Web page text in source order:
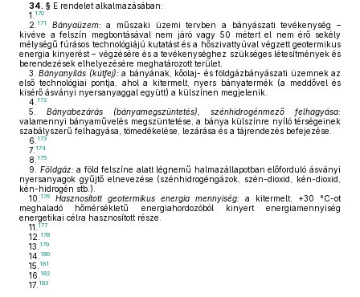
34. § E rendelet alkalmazásában:
1. 170
2. 171 Bányaüzem:a műszaki üzemi tervben a bányászati tevékenység –
kivéve a felszín megbontásával nem járó vagy 50 métert el nem érő sekély
mélységű fúrásos technológiájú kutatást és a hőszivattyúval végzett geotermikus
energia kinyerést – végzésére és a tevékenységhez szükséges létesítmények és
berendezések elhelyezésére meghatározott terület.
3.
Bányanyílás (kútfej):a bányának, kőolaj- és földgázbányászati üzemnek az
első technológiai pontja, ahol a kitermelt, nyers bányatermék (a meddővel és
kisérő ásványi nyersanyaggal együtt) a külszínen megjelenik.
4. 172
5.
Bányabezárás (bányamegszüntetés), szénhidrogénmező felhagyása:
valamennyi bányaművelés megszüntetése, a bánya külszínre nyíló térségeinek
szabályszerű felhagyása, tömedékelése, lezárása és a tájrendezés befejezése.
6. 173
7. 174
8. 175
9. Földgáz:a föld felszíne alatt légnemű halmazállapotban előforduló ásványi
nyersanyagok gyűjtő elnevezése (szénhidrogéngázok, szén-dioxid, kén-dioxid,
kén-hidrogén stb.).
10. 176 Hasznosított geotermikus energia mennyiség: a kitermelt, +30 °C-ot
meghaladó hőmérsékletű energiahordozóból kinyert energiamennyiség
energetikai célra hasznosított része.
11. 177
12. 178
13. 179
14. 180
15. 181
16. 182
17. 183